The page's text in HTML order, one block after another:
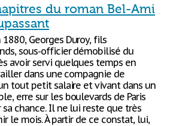
du roman Bel-Ami
Georges Duroy, fils
sous-officier démobilisé du
avoir servi quelques temps en
dans une compagnie de
tout petit salaire et vivant dans un
erre sur les boulevards de Paris
chance. Il ne lui reste que très
le mois. À partir de ce constat, lui,